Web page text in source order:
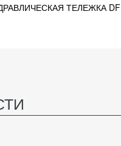
ТЕЛЕЖКА DF